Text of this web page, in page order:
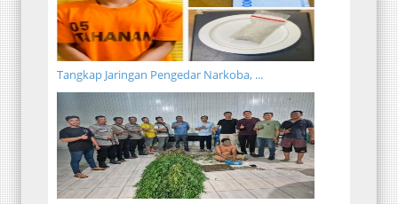
Tangkap Jaringan Pengedar Narkoba, ...